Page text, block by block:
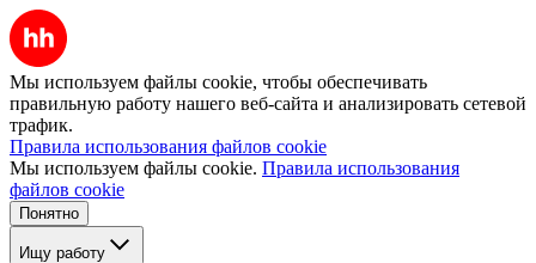
Мы используем файлы cookie, чтобы обеспечивать
правильную работу нашего веб-сайта и анализировать сетевой
трафик.
Правила использования файлов cookie
Мы используем файлы cookie. Правила использования
файлов cookie
Понятно
Ищу работу